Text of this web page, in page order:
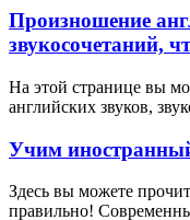
Произношение
звукосочетаний,
На этой странице вы
английских звуков,
Учим
Здесь вы можете
правильно!